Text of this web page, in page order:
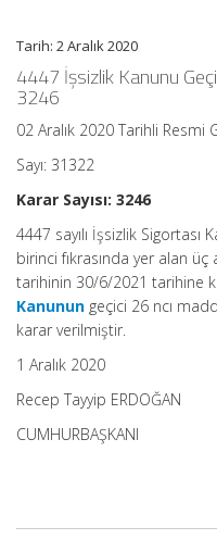
(Karar
3246)
Süresi:
için
Tarih: 2 Aralık 2020
4447 İşsizlik Kanunu
3246
02 Aralık 2020 Tarihli Resmi
Sayı: 31322
Karar Sayısı: 3246
4447 sayılı İşsizlik Sigortası
birinci fıkrasında yer alan
tarihinin 30/6/2021 tarihine
Kanunun geçici 26 ncı
karar verilmiştir.
1 Aralık 2020
Recep Tayyip ERDOĞAN
CUMHURBAŞKANI